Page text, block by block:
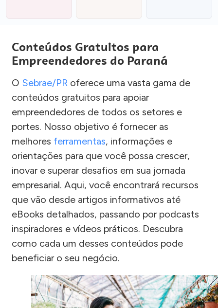
Conteúdos Gratuitos para
Empreendedores do Paraná
O Sebrae/PR oferece uma vasta gama de
conteúdos gratuitos para apoiar
empreendedores de todos os setores e
portes. Nosso objetivo é fornecer as
melhores ferramentas, informações e
orientações para que você possa crescer,
inovar e superar desafios em sua jornada
empresarial. Aqui, você encontrará recursos
que vão desde artigos informativos até
eBooks detalhados, passando por podcasts
inspiradores e vídeos práticos. Descubra
como cada um desses conteúdos pode
beneficiar o seu negócio.